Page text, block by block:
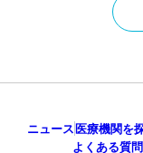
ニュース医療機関を
よくある質問